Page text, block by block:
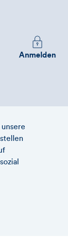
Melden
Sie
Anmelden